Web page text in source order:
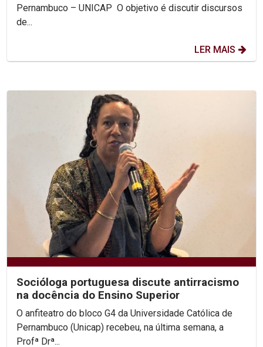
Pernambuco – UNICAP O objetivo é discutir discursos
de...
LER MAIS
Socióloga portuguesa discute antirracismo
na docência do Ensino Superior
O anfiteatro do bloco G4 da Universidade Católica de
Pernambuco (Unicap) recebeu, na última semana, a
Profª Drª...